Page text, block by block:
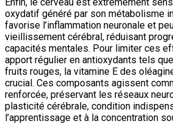
oxydatif généré par son métabolisme
favorise l’inflammation neuronale et
vieillissement cérébral, réduisant
capacités mentales. Pour limiter ces
apport régulier en antioxydants tels
fruits rouges, la vitamine E des
crucial. Ces composants agissent
renforcée, préservant les réseaux
plasticité cérébrale, condition
l’apprentissage et à la concentration